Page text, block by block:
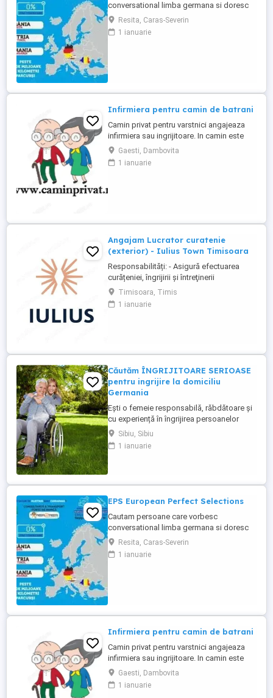
conversational limba germana si doresc
sa lucreze in Austria si Germania. NU SE
PERCEPE COMISION Salariul este atractiv!
Va rugam sa ne contactati pentru detalii.
Resita, Caras-Severin
1 ianuarie
Infirmiera pentru camin de batrani
Camin privat pentru varstnici angajeaza
infirmiera sau ingrijitoare. In camin este
personal medical 24 7. Asiguram mesele.
Mai multe detalii, la telefon.
Gaesti, Dambovita
1 ianuarie
Angajam Lucrator curatenie
(exterior) - Iulius Town Timisoara
Responsabilități: - Asigură efectuarea
curățeniei, îngrijirii şi întreţinerii
amplasamentului exterior al Mall-ului; -
Colectează cartoanele din locaţie şi le
trimite spre punctul de colectare; - Pe timp
Timisoara, Timis
1 ianuarie
Căutăm ÎNGRIJITOARE SERIOASE
pentru ingrijire la domiciliu
Germania
Ești o femeie responsabilă, răbdătoare și
cu experiență în îngrijirea persoanelor
vârstnice? Avem oportunități excelente de
lucru în Germania (îngrijire la domiciliu)!
Prin firma noastră ai oportunități excelente
Sibiu, Sibiu
1 ianuarie
EPS European Perfect Selections
Cautam persoane care vorbesc
conversational limba germana si doresc
sa lucreze in Austria si Germania. NU SE
PERCEPE COMISION Salariul este atractiv!
Va rugam sa ne contactati pentru detalii.
Resita, Caras-Severin
1 ianuarie
Infirmiera pentru camin de batrani
Camin privat pentru varstnici angajeaza
infirmiera sau ingrijitoare. In camin este
personal medical 24 7. Asiguram mesele.
Mai multe detalii, la telefon.
Gaesti, Dambovita
1 ianuarie